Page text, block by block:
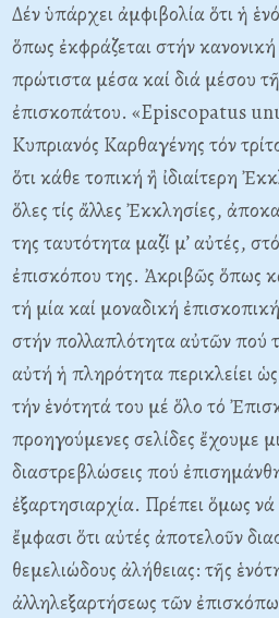
Δέν ὑπάρχει ἀμφιβολία ὅτι ἡ
ὅπως ἐκφράζεται στήν
πρώτιστα μέσα καί διά μέσου
ἐπισκοπάτου. «Episcopatus
Κυπριανός Καρθαγένης τόν
ὅτι κάθε τοπική ἢ ἰδιαίτερη
ὅλες τίς ἄλλες Ἐκκλησίες,
της ταυτότητα μαζί μ’ αὐτές,
ἐπισκόπου της. Ἀκριβῶς ὅπως
τή μία καί μοναδική
στήν πολλαπλότητα αὐτῶν πού
αὐτή ἡ πληρότητα περικλείει
τήν ἑνότητά του μέ ὅλο τό
προηγούμενες σελίδες ἔχουμε
διαστρεβλώσεις πού
ἐξαρτησιαρχία. Πρέπει ὅμως
ἔμφασι ὅτι αὐτές ἀποτελοῦν
θεμελιώδους ἀλήθειας: τῆς
ἀλληλεξαρτήσεως τῶν